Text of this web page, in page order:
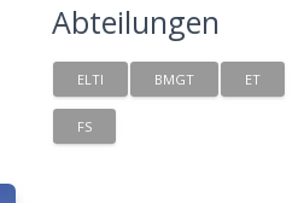
Abteilungen
ELTI BMGT ET
FS